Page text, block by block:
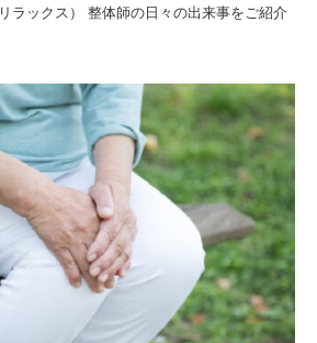
ラックス） 整体師の日々の出来事をご紹介